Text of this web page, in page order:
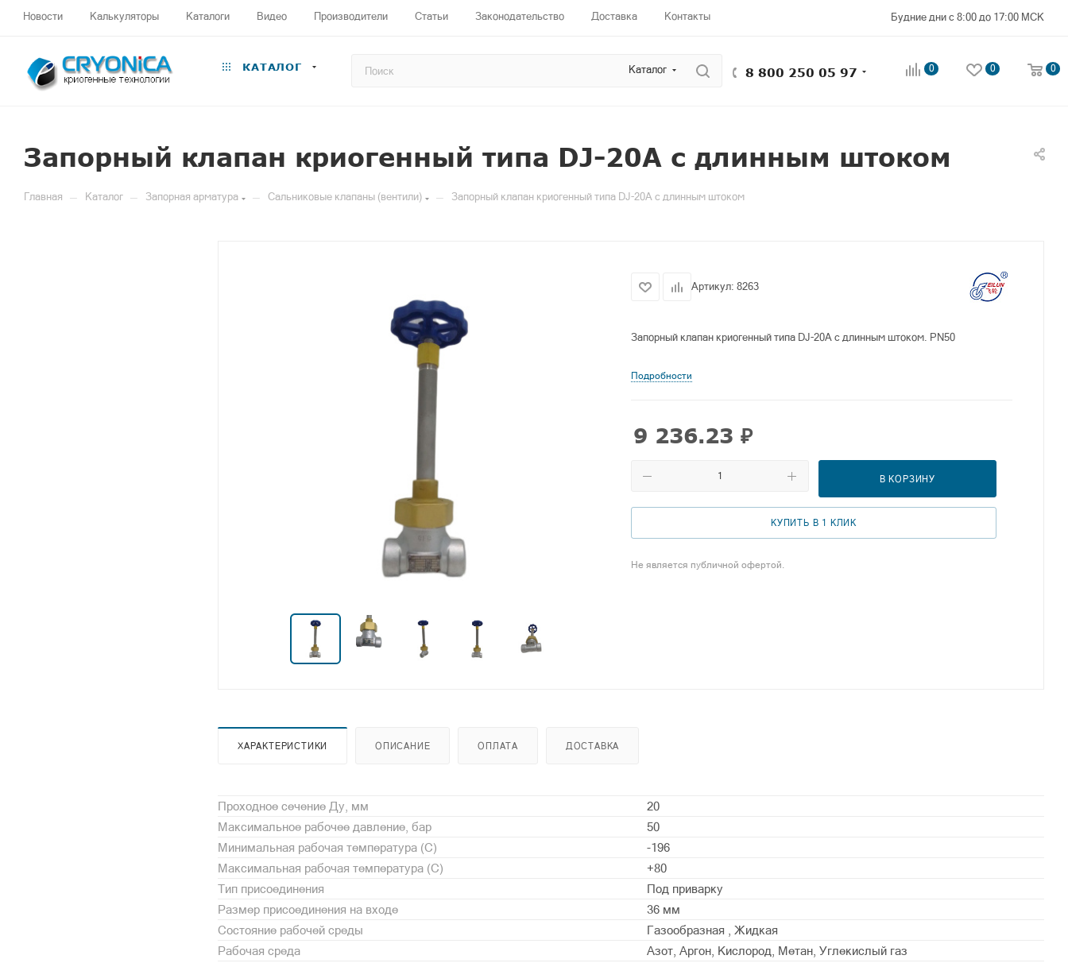
Новости Калькуляторы Каталоги Видео Производители Статьи Законодательство Доставка Контакты Будние дни с 8:00 до 17:00 МСК
КАТАЛОГ Каталог 8 800 250 05 97 0 0 0
Запорный клапан криогенный типа DJ-20A с длинным штоком
Главная — Каталог — Запорная арматура — Сальниковые клапаны (вентили) — Запорный клапан криогенный типа DJ-20A с длинным штоком
Артикул: 8263
Запорный клапан криогенный типа DJ-20A с длинным штоком. PN50
Подробности
9 236.23 ₽
В КОРЗИНУ
КУПИТЬ В 1 КЛИК
Не является публичной офертой.
ХАРАКТЕРИСТИКИ ОПИСАНИЕ ОПЛАТА ДОСТАВКА
Проходное сечение Ду, мм
20
Максимальное рабочее давление, бар
50
Минимальная рабочая температура (С)
-196
Максимальная рабочая температура (С)
+80
Тип присоединения
Под приварку
Размер присоединения на входе
36 мм
Состояние рабочей среды
Газообразная , Жидкая
Рабочая среда
Азот, Аргон, Кислород, Метан, Углекислый газ